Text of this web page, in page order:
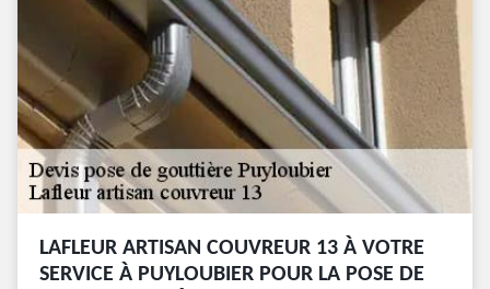
LAFLEUR ARTISAN COUVREUR 13 À VOTRE
SERVICE À PUYLOUBIER POUR LA POSE DE